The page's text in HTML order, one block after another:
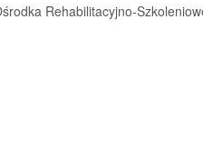
Rehabilitacyjno-